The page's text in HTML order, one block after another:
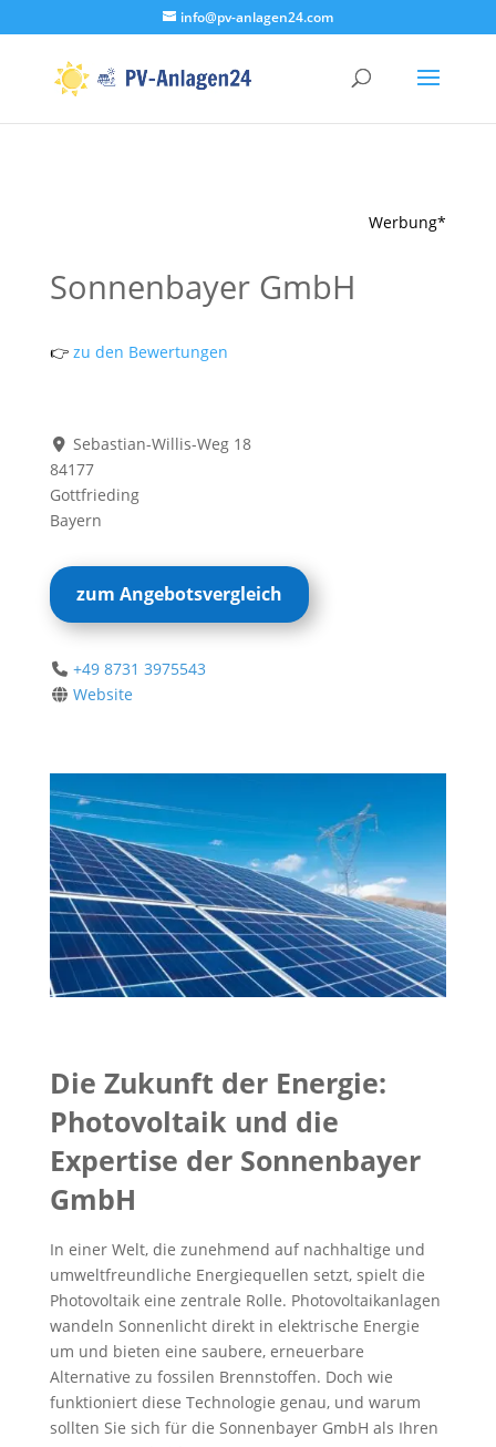
info@pv-anlagen24.com
Werbung*
Sonnenbayer GmbH
👉zu den Bewertungen
Sebastian-Willis-Weg 18
84177
Gottfrieding
Bayern
zum Angebotsvergleich
+49 8731 3975543
Website
Die Zukunft der Energie:
Photovoltaik und die
Expertise der Sonnenbayer
GmbH
In einer Welt, die zunehmend auf nachhaltige und
umweltfreundliche Energiequellen setzt, spielt die
Photovoltaik eine zentrale Rolle. Photovoltaikanlagen
wandeln Sonnenlicht direkt in elektrische Energie
um und bieten eine saubere, erneuerbare
Alternative zu fossilen Brennstoffen. Doch wie
funktioniert diese Technologie genau, und warum
sollten Sie sich für die Sonnenbayer GmbH als Ihren